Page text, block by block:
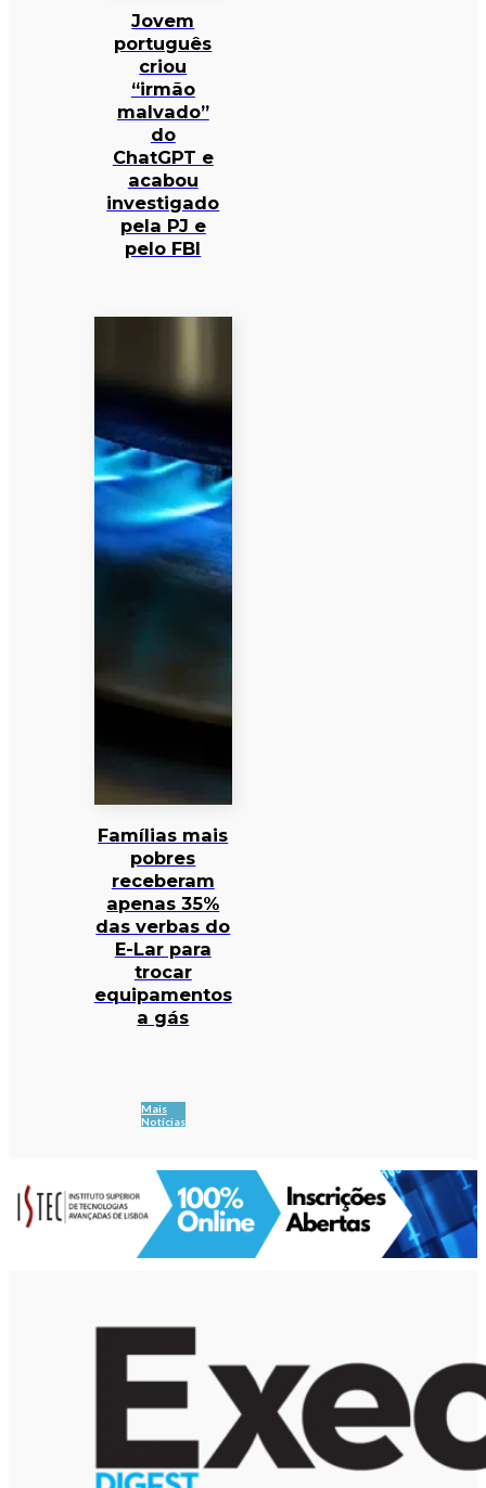
Jovem
português
criou
“irmão
malvado”
do
ChatGPT e
acabou
investigado
pela PJ e
pelo FBI
Famílias mais
pobres
receberam
apenas 35%
das verbas do
E-Lar para
trocar
equipamentos
a gás
Mais
Notícias